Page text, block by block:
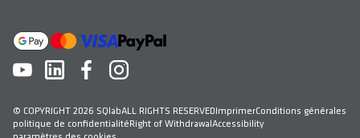
© COPYRIGHT 2026 SQlabALL RIGHTS RESERVEDImprimerConditions générales
politique de confidentialitéRight of WithdrawalAccessibility